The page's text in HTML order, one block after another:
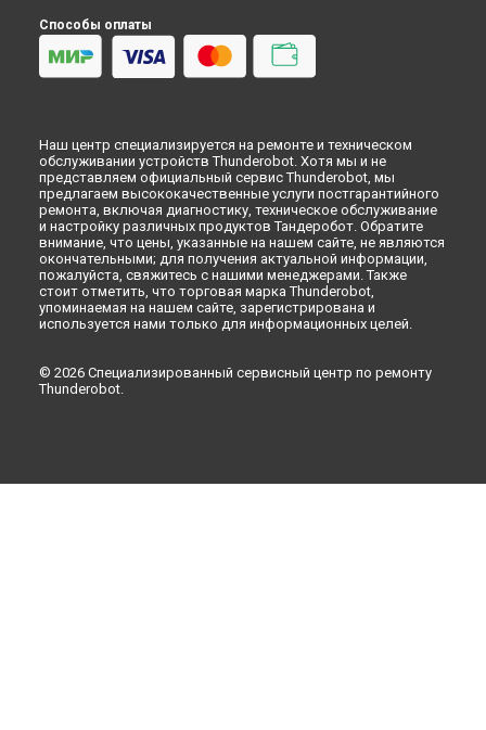
Способы оплаты
Наш центр специализируется на ремонте и техническом
обслуживании устройств Thunderobot. Хотя мы и не
представляем официальный сервис Thunderobot, мы
предлагаем высококачественные услуги постгарантийного
ремонта, включая диагностику, техническое обслуживание
и настройку различных продуктов Тандеробот. Обратите
внимание, что цены, указанные на нашем сайте, не являются
окончательными; для получения актуальной информации,
пожалуйста, свяжитесь с нашими менеджерами. Также
стоит отметить, что торговая марка Thunderobot,
упоминаемая на нашем сайте, зарегистрирована и
используется нами только для информационных целей.
© 2026 Специализированный сервисный центр по ремонту
Thunderobot.